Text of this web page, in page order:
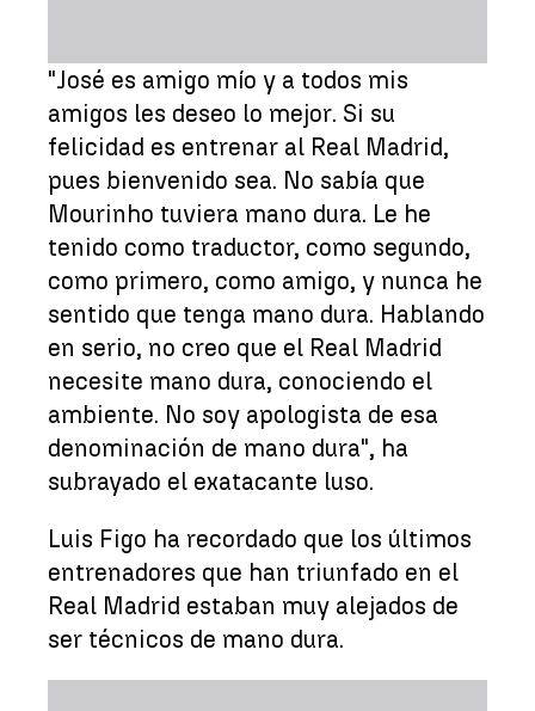
"José es amigo mío y a todos mis
amigos les deseo lo mejor. Si su
felicidad es entrenar al Real Madrid,
pues bienvenido sea. No sabía que
Mourinho tuviera mano dura. Le he
tenido como traductor, como segundo,
como primero, como amigo, y nunca he
sentido que tenga mano dura. Hablando
en serio, no creo que el Real Madrid
necesite mano dura, conociendo el
ambiente. No soy apologista de esa
denominación de mano dura", ha
subrayado el exatacante luso.
Luis Figo ha recordado que los últimos
entrenadores que han triunfado en el
Real Madrid estaban muy alejados de
ser técnicos de mano dura.